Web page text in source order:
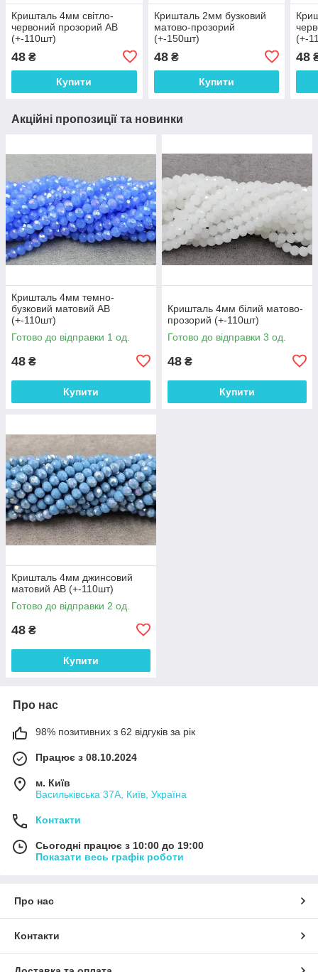
Кришталь 4мм світло-
червоний прозорий АВ
(+-110шт)
48 ₴
Купити
Кришталь 2мм бузковий
матово-прозорий
(+-150шт)
48₴
Купити
(+-
48
Акційні пропозиції та новинки
Кришталь 4мм темно-
бузковий матовий АВ
(+-110шт)
Готово до відправки 1 од.
48 ₴
Купити
Кришталь 4мм білий матово-
прозорий (+-110шт)
Готово до відправки 3 од.
48 ₴
Купити
Кришталь 4мм джинсовий
матовий АВ (+-110шт)
Готово до відправки 2 од.
48 ₴
Купити
Про нас
98% позитивних з 62 відгуків за рік
Працює з 08.10.2024
м. Київ
Васильківська 37А, Київ, Україна
Контакти
Сьогодні працює з 10:00 до 19:00
Показати весь графік роботи
Про нас
Контакти